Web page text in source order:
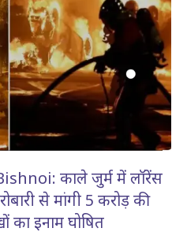
काले जुर्म में लॉरेंस
से मांगी 5 करोड़ की
का इनाम घोषित